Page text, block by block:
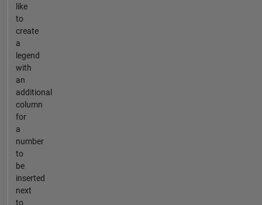
like
to
create
a
legend
with
an
additional
column
for
a
number
to
be
inserted
next
to